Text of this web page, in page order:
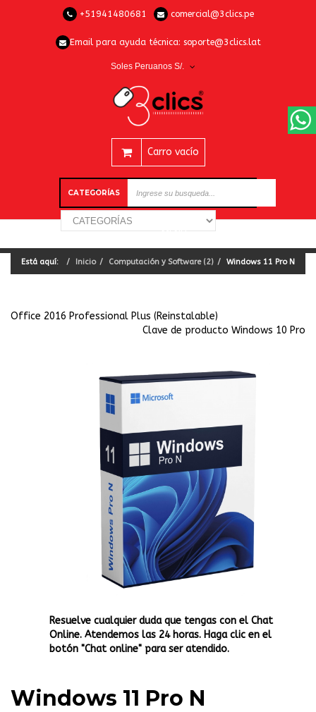
+51941480681 comercial@3clics.pe
Email para ayuda técnica: soporte@3clics.lat
Soles Peruanos S/.
Carro vacío
CATEGORÍAS
Está aquí: Inicio Computación y Software (2) Windows 11 Pro N
Office 2016 Professional Plus (Reinstalable)
Clave de producto Windows 10 Pro
Resuelve cualquier duda que tengas con el Chat
Online. Atendemos las 24 horas. Haga clic en el
botón "Chat online" para ser atendido.
Windows 11 Pro N